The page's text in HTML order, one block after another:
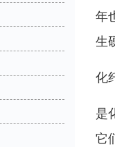
年
生
化
是
它